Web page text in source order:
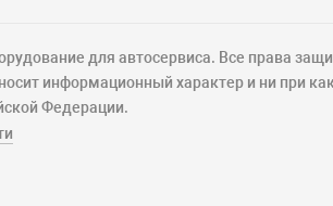
для автосервиса. Все права
информационный характер и ни при
Федерации.